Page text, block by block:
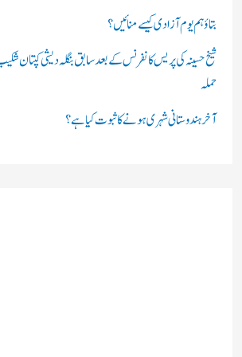
بتاؤ ہم یوم آزادی کیسے منائیں؟
شیخ حسینہ کی پریس کانفرنس کے بعد سابق بنگلہ دیشی کپتان
حملہ
آخر ہندوستانی شہری ہونے کا ثبوت کیا ہے؟